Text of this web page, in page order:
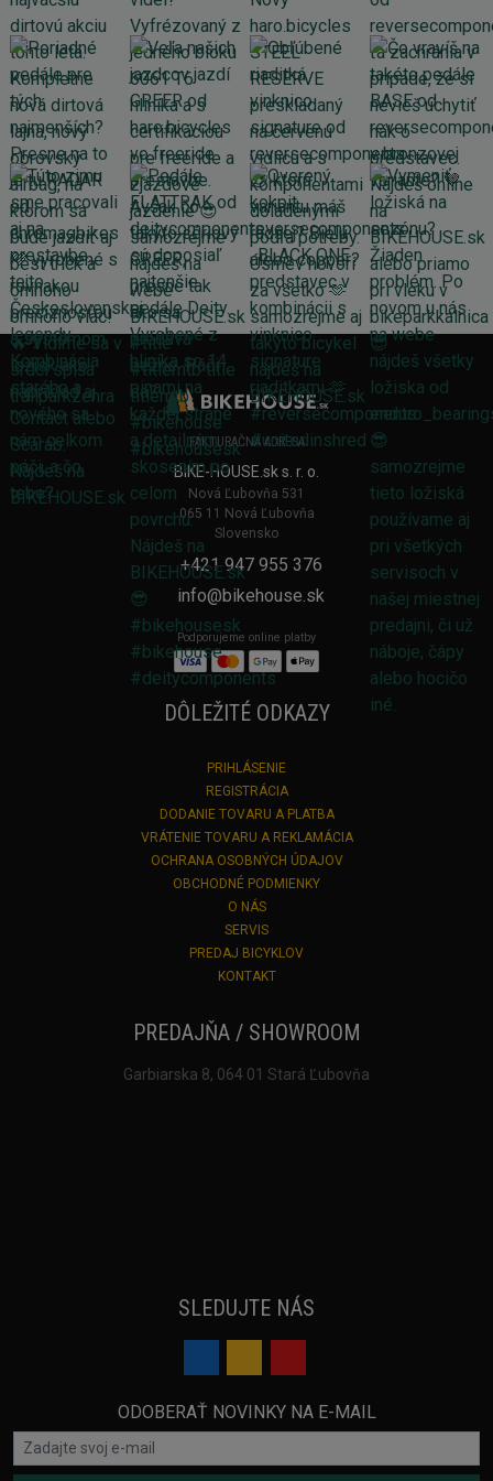
FAKTURAČNÁ ADRESA
BIKE-HOUSE.sk s. r. o.
Nová Ľubovňa 531
065 11 Nová Ľubovňa
Slovensko
+421 947 955 376
info@bikehouse.sk
Podporujeme online platby
DÔLEŽITÉ ODKAZY
PRIHLÁSENIE
REGISTRÁCIA
DODANIE TOVARU A PLATBA
VRÁTENIE TOVARU A REKLAMÁCIA
OCHRANA OSOBNÝCH ÚDAJOV
OBCHODNÉ PODMIENKY
O NÁS
SERVIS
PREDAJ BICYKLOV
KONTAKT
PREDAJŇA / SHOWROOM
Garbiarska 8, 064 01 Stará Ľubovňa
SLEDUJTE NÁS
ODOBERAŤ NOVINKY NA E-MAIL